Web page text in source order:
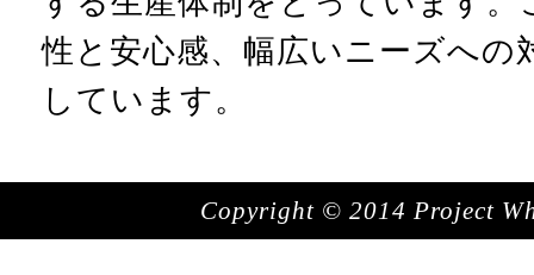
性と安心感、幅広いニーズへの
しています。
Copyright © 2014 Project